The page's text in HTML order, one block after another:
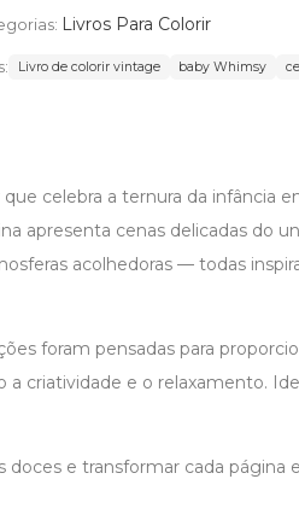
Livros Para Colorir
Livro de colorir vintage baby Whimsy
celebra a ternura da infância
apresenta cenas delicadas do
acolhedoras — todas
foram pensadas para
a criatividade e o relaxamento.
doces e transformar cada